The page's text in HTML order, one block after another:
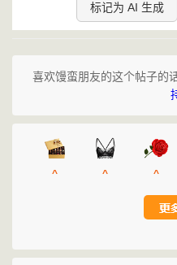
标记为 AI 生成
喜欢馒蛮朋友的这个帖子的
^ ^ ^